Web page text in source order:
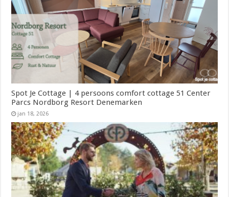
Spot Je Cottage | 4 persoons comfort cottage 51 Center
Parcs Nordborg Resort Denemarken
jan 18, 2026